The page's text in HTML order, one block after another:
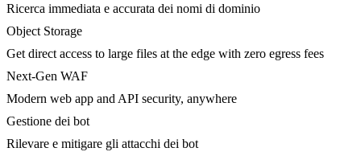
Ricerca immediata e accurata dei nomi di dominio
Object Storage
Get direct access to large files at the edge with zero egress fees
Next-Gen WAF
Modern web app and API security, anywhere
Gestione dei bot
Rilevare e mitigare gli attacchi dei bot